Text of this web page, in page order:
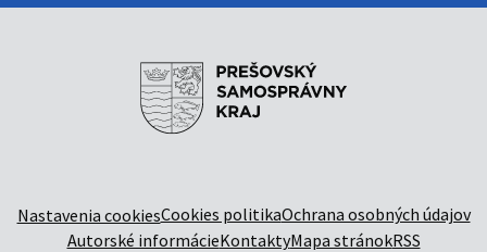
Nastavenia cookiesCookies politikaOchrana osobných údajov
Autorské informácieKontaktyMapa stránokRSS